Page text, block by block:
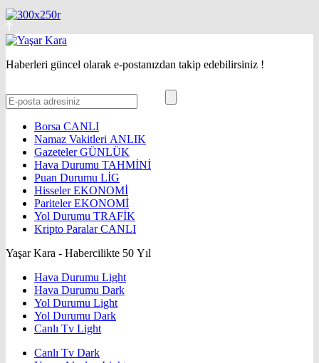
Haberleri güncel olarak e-postanızdan takip edebilirsiniz !
Borsa CANLI
Namaz Vakitleri ANLIK
GazetelerGÜNLÜK
Hava Durumu TAHMİNİ
Puan Durumu LİG
HisselerEKONOMİ
ParitelerEKONOMİ
Yol Durumu TRAFİK
Kripto ParalarCANLI
Yaşar Kara - Habercilikte 50 Yıl
Hava Durumu Light
Hava Durumu Dark
Yol Durumu Light
Yol Durumu Dark
Canlı Tv Light
Canlı Tv Dark